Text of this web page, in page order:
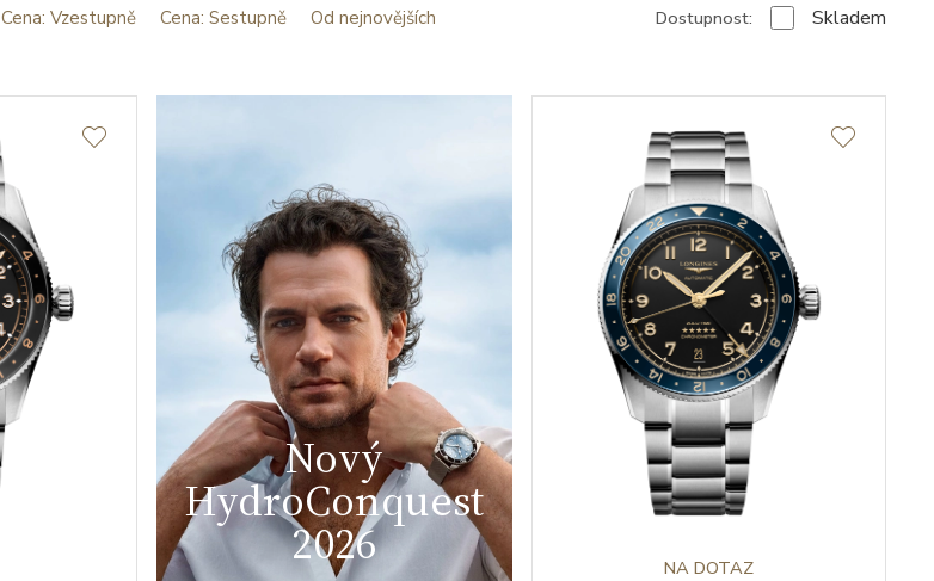
Cena: Vzestupně Cena: Sestupně Od nejnovějších Dostupnost: Skladem
Nový
HydroConquest
2026 NA DOTAZ